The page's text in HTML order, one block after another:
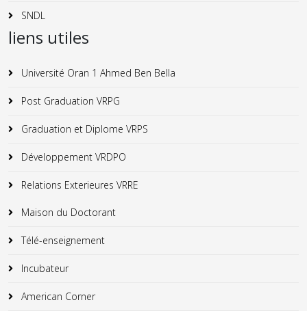
SNDL
liens utiles
Université Oran 1 Ahmed Ben Bella
Post Graduation VRPG
Graduation et Diplome VRPS
Développement VRDPO
Relations Exterieures VRRE
Maison du Doctorant
Télé-enseignement
Incubateur
American Corner